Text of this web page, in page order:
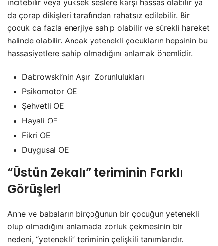
incitebilir veya yüksek seslere karşı hassas olabilir ya
da çorap dikişleri tarafından rahatsız edilebilir. Bir
çocuk da fazla enerjiye sahip olabilir ve sürekli hareket
halinde olabilir. Ancak yetenekli çocukların hepsinin bu
hassasiyetlere sahip olmadığını anlamak önemlidir.
Dabrowski’nin Aşırı Zorunlulukları
Psikomotor OE
Şehvetli OE
Hayali OE
Fikri OE
Duygusal OE
“Üstün Zekalı” teriminin Farklı
Görüşleri
Anne ve babaların birçoğunun bir çocuğun yetenekli
olup olmadığını anlamada zorluk çekmesinin bir
nedeni, “yetenekli” teriminin çelişkili tanımlarıdır.